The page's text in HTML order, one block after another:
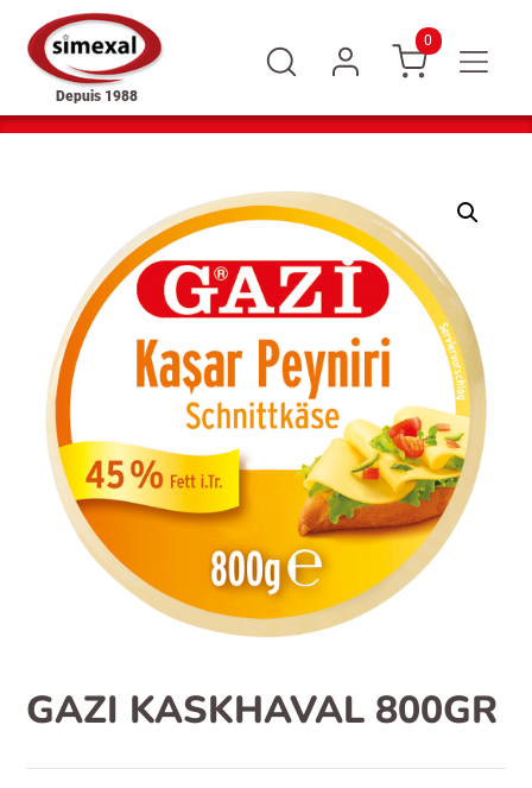
Depuis 1988
0
GAZI KASKHAVAL 800GR